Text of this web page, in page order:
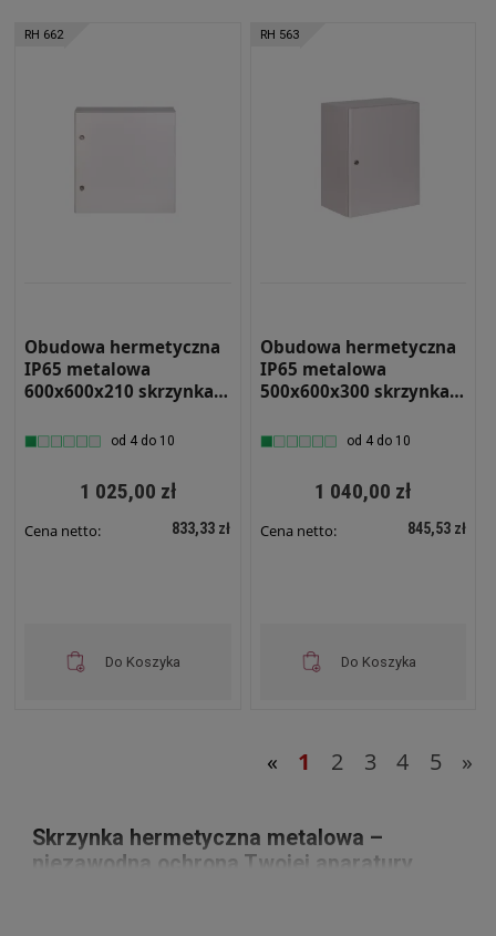
RH 662
Obudowa hermetyczna
IP65 metalowa
600x600x210 skrzynka
od 4 do 10
1 025,00 zł
Cena netto: 833,33 zł
Do Koszyka
RH 563
Obudowa hermetyczna
IP65 metalowa
500x600x300 skrzynka
od 4 do 10
1 040,00 zł
Cena netto: 845,53 zł
Do Koszyka
« 1 2 3 4 5 »
Skrzynka hermetyczna metalowa –
niezawodna ochrona Twojej aparatury